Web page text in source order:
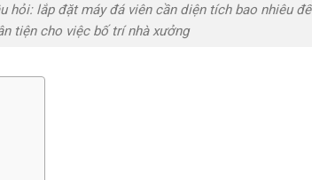
hỏi: lắp đặt máy đá viên cần diện tích bao nhiêu để
tiện cho việc bố trí nhà xưởng